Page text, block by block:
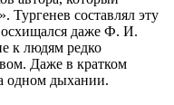
Тургенев составлял эту
даже Ф. И.
к людям редко
Даже в кратком
одном дыхании.